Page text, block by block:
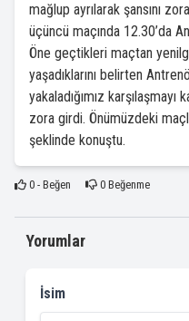
mağlup ayrılarak şansını
üçüncü maçında 12.30’da
Öne geçtikleri maçtan
yaşadıklarını belirten
yakaladığımız
zora girdi. Önümüzdeki
şeklinde konuştu.
0- Beğen 0Beğenme
Yorumlar
İsim